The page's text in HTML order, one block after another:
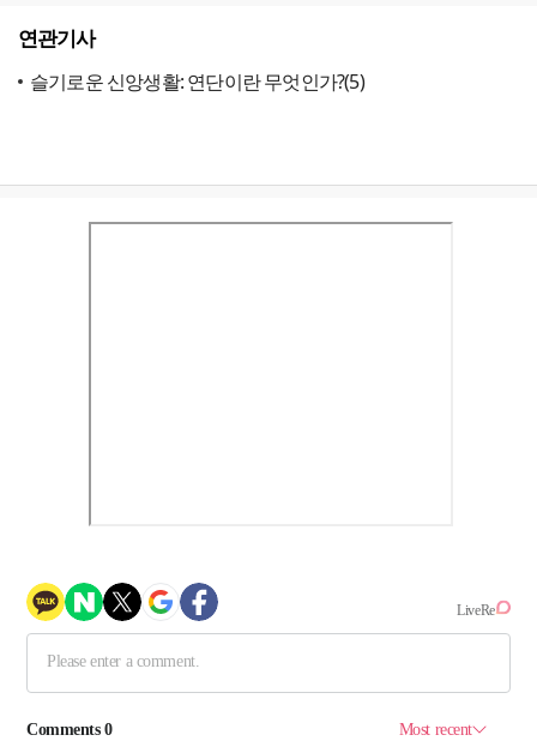
연관기사
슬기로운 신앙생활: 연단이란 무엇인가?(5)